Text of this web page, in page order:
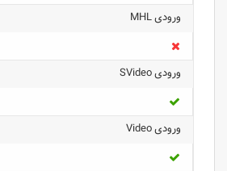
ورودی MHL
ورودی SVideo
ورودی Video